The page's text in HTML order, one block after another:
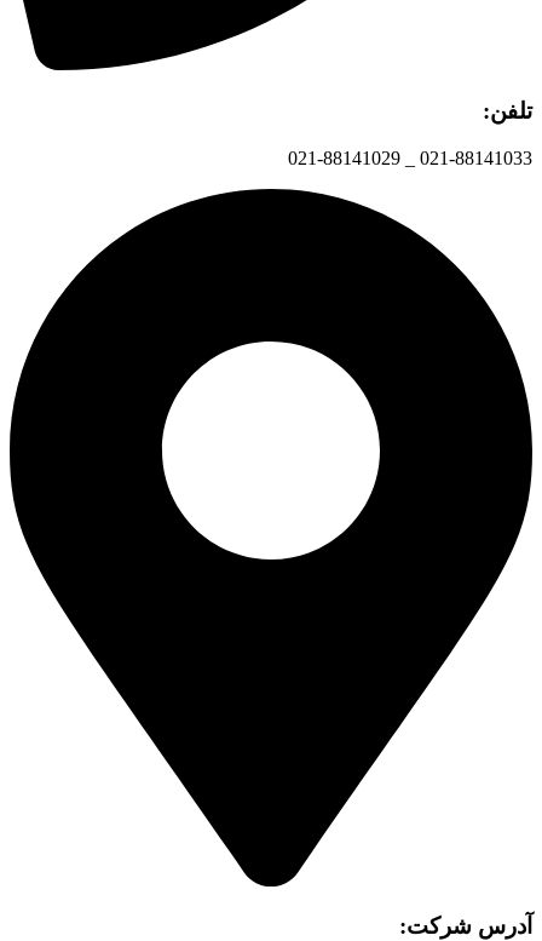
تلفن:
021-88141033 _ 021-88141029
آدرس شرکت: